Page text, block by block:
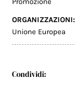
ORGANIZZAZIONI:
Unione Europea
Condividi: